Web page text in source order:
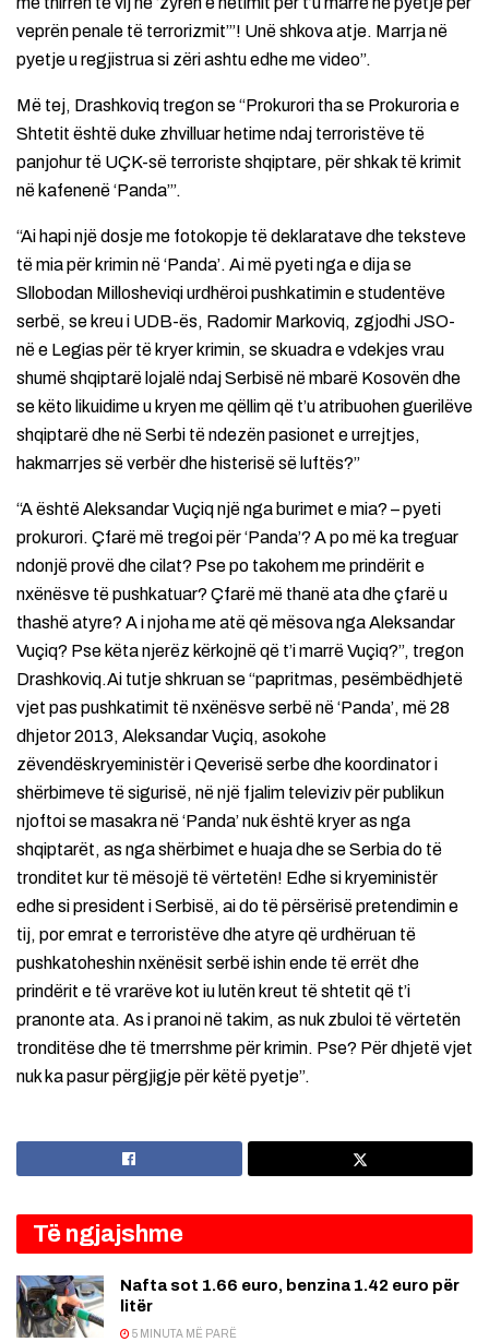
veprën penale të terrorizmit’”! Unë shkova atje. Marrja në
pyetje u regjistrua si zëri ashtu edhe me video”.
Më tej, Drashkoviq tregon se “Prokurori tha se Prokuroria e
Shtetit është duke zhvilluar hetime ndaj terroristëve të
panjohur të UÇK-së terroriste shqiptare, për shkak të krimit
në kafenenë ‘Panda’”.
“Ai hapi një dosje me fotokopje të deklaratave dhe teksteve
të mia për krimin në ‘Panda’. Ai më pyeti nga e dija se
Sllobodan Millosheviqi urdhëroi pushkatimin e studentëve
serbë, se kreu i UDB-ës, Radomir Markoviq, zgjodhi JSO-
në e Legias për të kryer krimin, se skuadra e vdekjes vrau
shumë shqiptarë lojalë ndaj Serbisë në mbarë Kosovën dhe
se këto likuidime u kryen me qëllim që t’u atribuohen guerilëve
shqiptarë dhe në Serbi të ndezën pasionet e urrejtjes,
hakmarrjes së verbër dhe histerisë së luftës?”
“A është Aleksandar Vuçiq një nga burimet e mia? – pyeti
prokurori. Çfarë më tregoi për ‘Panda’? A po më ka treguar
ndonjë provë dhe cilat? Pse po takohem me prindërit e
nxënësve të pushkatuar? Çfarë më thanë ata dhe çfarë u
thashë atyre? A i njoha me atë që mësova nga Aleksandar
Vuçiq? Pse këta njerëz kërkojnë që t’i marrë Vuçiq?”, tregon
Drashkoviq.Ai tutje shkruan se “papritmas, pesëmbëdhjetë
vjet pas pushkatimit të nxënësve serbë në ‘Panda’, më 28
dhjetor 2013, Aleksandar Vuçiq, asokohe
zëvendëskryeministër i Qeverisë serbe dhe koordinator i
shërbimeve të sigurisë, në një fjalim televiziv për publikun
njoftoi se masakra në ‘Panda’ nuk është kryer as nga
shqiptarët, as nga shërbimet e huaja dhe se Serbia do të
tronditet kur të mësojë të vërtetën! Edhe si kryeministër
edhe si president i Serbisë, ai do të përsërisë pretendimin e
tij, por emrat e terroristëve dhe atyre që urdhëruan të
pushkatoheshin nxënësit serbë ishin ende të errët dhe
prindërit e të vrarëve kot iu lutën kreut të shtetit që t’i
pranonte ata. As i pranoi në takim, as nuk zbuloi të vërtetën
tronditëse dhe të tmerrshme për krimin. Pse? Për dhjetë vjet
nuk ka pasur përgjigje për këtë pyetje”.
Të ngjajshme
Nafta sot 1.66 euro, benzina 1.42 euro për
litër
5 MINUTA MË PARË